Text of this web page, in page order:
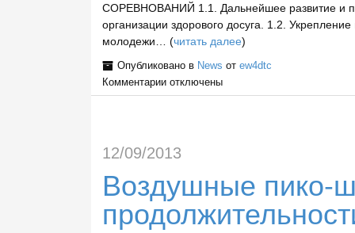
CОРЕВНОВАНИЙ 1.1. Дальнейшее развитие и
организации здорового досуга. 1.2.
молодежи… (читать далее)
Опубликовано в News от ew4dtc
Комментарииотключены
12/09/2013
Воздушные пико-